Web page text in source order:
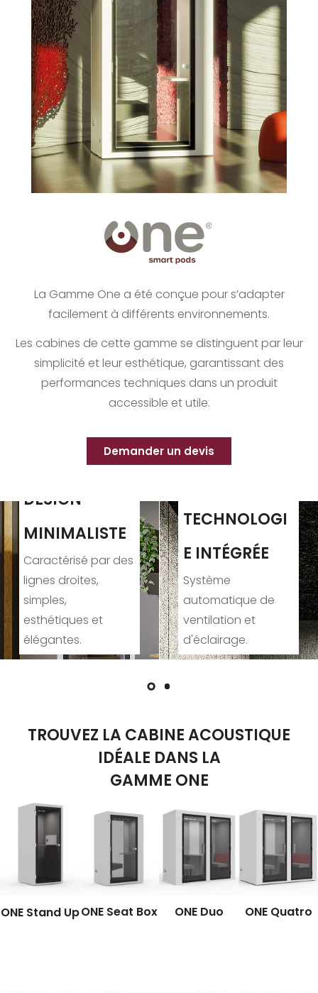
La Gamme One a été conçue pour s’adapter
facilement à différents environnements.
Les cabines de cette gamme se distinguent par leur
simplicité et leur esthétique, garantissant des
performances techniques dans un produit
accessible et utile.
Demander un devis
TECHNOLOGI
E INTÉGRÉE
Système
automatique de
ventilation et
d'éclairage.
LIVRAISON
EFFICACE
Modèles livrés
rapidement et avec
une qualité
garantie.
TROUVEZ LA CABINE ACOUSTIQUE
IDÉALE DANS LA
GAMME ONE
ONE Stand UpONE Seat Box ONE Duo ONE Quatro